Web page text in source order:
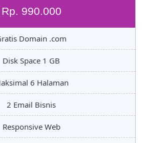
Rp. 990.000
Domain .com
Disk Space 1 GB
6 Halaman
2 Email Bisnis
Responsive Web